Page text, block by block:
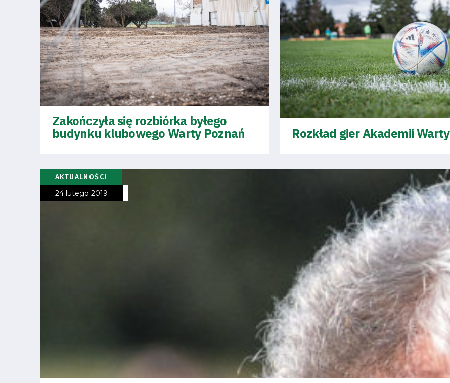
Futbol
Akademia
Aktualności
Warta
Fundacja
Biznes
Polityka
prywatności
Zakończyła się rozbiórka byłego
budynku klubowego Warty Poznań Rozkład gier Akademii Warty
AKTUALNOŚCI
24 lutego 2019